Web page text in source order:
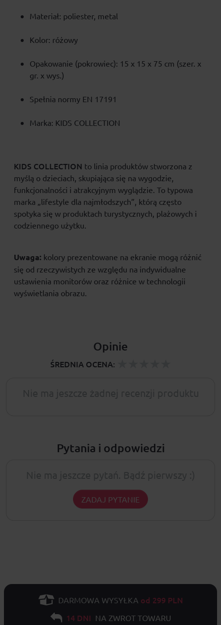
Materiał: poliester, metal
Kolor: różowy
Opakowanie (pokrowiec): 15 x 15 x 75 cm (szer. x
gr. x wys.)
Spełnia normy EN 17191
Marka: KIDS COLLECTION
KIDS COLLECTION to linia produktów stworzona z
myślą o dzieciach, skupiająca się na wygodzie,
funkcjonalności i atrakcyjnym wyglądzie. To typowa
marka „lifestyle dla najmłodszych”, którą często
spotyka się w produktach turystycznych, plażowych i
codziennego użytku.
Uwaga: kolory prezentowane na ekranie mogą różnić
się od rzeczywistych ze względu na indywidualne
ustawienia monitorów oraz różnice w technologii
wyświetlania obrazu.
Opinie
ŚREDNIA OCENA:
Pytania i odpowiedzi
ZADAJ PYTANIE
DARMOWA WYSYŁKA od 299 PLN
14 DNI NA ZWROT TOWARU